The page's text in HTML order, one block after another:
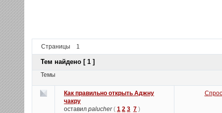
Страницы 1
Тем найдено [ 1 ]
Темы
Как правильно открыть Аджну
чакру
оставил palucher ( 1 2 3 7 )